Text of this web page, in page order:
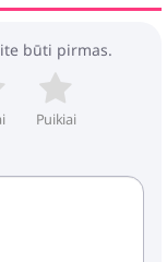
būti pirmas.
Puikiai